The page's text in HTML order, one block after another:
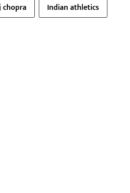
chopra Indian athletics